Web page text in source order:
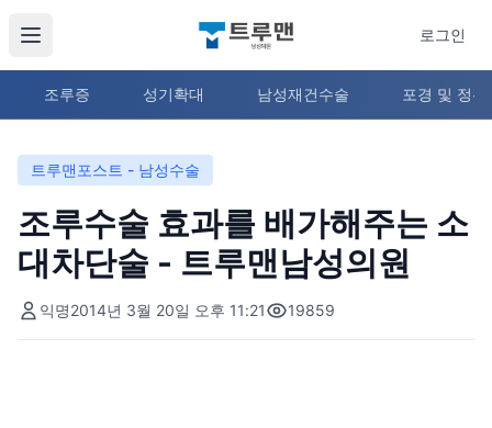
로그인
조루증 성기확대 남성재건수술 포경 및 정관
트루맨포스트 - 남성수술
조루수술 효과를 배가해주는 소
대차단술 - 트루맨남성의원
익명2014년 3월 20일 오후 11:21 19859